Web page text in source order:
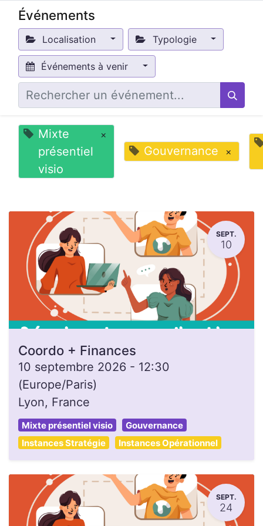
Événements
Localisation Typologie
Événements à venir
Mixte
présentiel
visio
×
Gouvernance ×
SEPT.
10
Coordo + Finances
10 septembre 2026 - 12:30
(Europe/Paris)
Lyon, France
Mixte présentiel visio
Gouvernance
Instances Stratégie
Instances Opérationnel
SEPT.
24